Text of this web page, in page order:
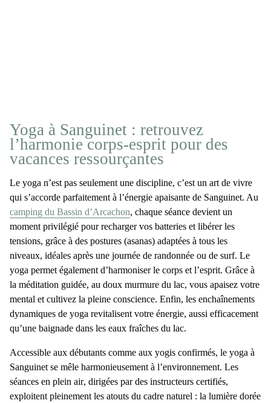
Yoga à Sanguinet : retrouvez
l’harmonie corps-esprit pour des
vacances ressourçantes
Le yoga n’est pas seulement une discipline, c’est un art de vivre
qui s’accorde parfaitement à l’énergie apaisante de Sanguinet. Au
camping du Bassin d’Arcachon, chaque séance devient un
moment privilégié pour recharger vos batteries et libérer les
tensions, grâce à des postures (asanas) adaptées à tous les
niveaux, idéales après une journée de randonnée ou de surf. Le
yoga permet également d’harmoniser le corps et l’esprit. Grâce à
la méditation guidée, au doux murmure du lac, vous apaisez votre
mental et cultivez la pleine conscience. Enfin, les enchaînements
dynamiques de yoga revitalisent votre énergie, aussi efficacement
qu’une baignade dans les eaux fraîches du lac.
Accessible aux débutants comme aux yogis confirmés, le yoga à
Sanguinet se mêle harmonieusement à l’environnement. Les
séances en plein air, dirigées par des instructeurs certifiés,
exploitent pleinement les atouts du cadre naturel : la lumière dorée